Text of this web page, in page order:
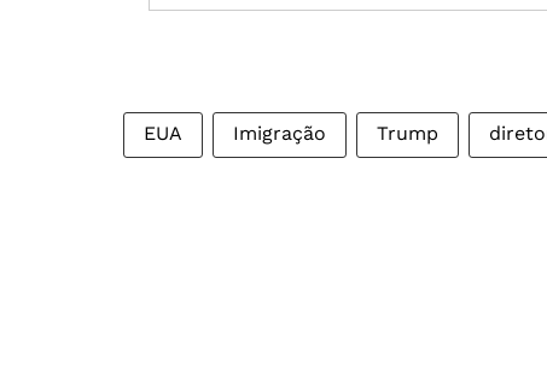
EUA Imigração Trump